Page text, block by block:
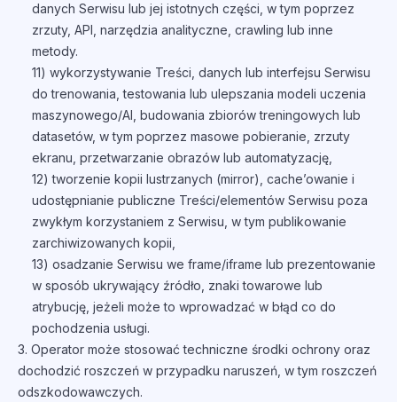
danych Serwisu lub jej istotnych części, w tym poprzez
zrzuty, API, narzędzia analityczne, crawling lub inne
metody.
11) wykorzystywanie Treści, danych lub interfejsu Serwisu
do trenowania, testowania lub ulepszania modeli uczenia
maszynowego/AI, budowania zbiorów treningowych lub
datasetów, w tym poprzez masowe pobieranie, zrzuty
ekranu, przetwarzanie obrazów lub automatyzację,
12) tworzenie kopii lustrzanych (mirror), cache’owanie i
udostępnianie publiczne Treści/elementów Serwisu poza
zwykłym korzystaniem z Serwisu, w tym publikowanie
zarchiwizowanych kopii,
13) osadzanie Serwisu we frame/iframe lub prezentowanie
w sposób ukrywający źródło, znaki towarowe lub
atrybucję, jeżeli może to wprowadzać w błąd co do
pochodzenia usługi.
3. Operator może stosować techniczne środki ochrony oraz
dochodzić roszczeń w przypadku naruszeń, w tym roszczeń
odszkodowawczych.